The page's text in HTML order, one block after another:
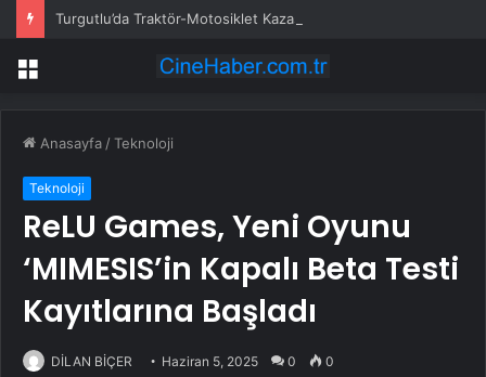
Turgutlu’da Traktör-Motosiklet Kazası
Menü
Anasayfa /Teknoloji
Teknoloji
ReLU Games, Yeni Oyunu
‘MIMESIS’in Kapalı Beta Testi
Kayıtlarına Başladı
DİLAN BİÇER Haziran 5, 2025 0 0